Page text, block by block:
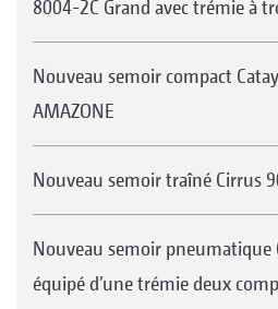
8004-2C Grand avec trémie à
Nouveau semoir compact
AMAZONE
Nouveau semoir traîné Cirrus
Nouveau semoir pneumatique
équipé d’une trémie deux